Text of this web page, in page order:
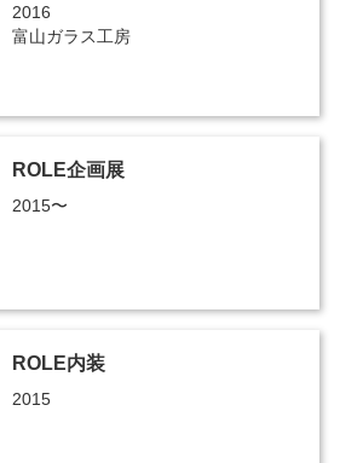
2016
富山ガラス工房
ROLE企画展
2015〜
ROLE内装
2015